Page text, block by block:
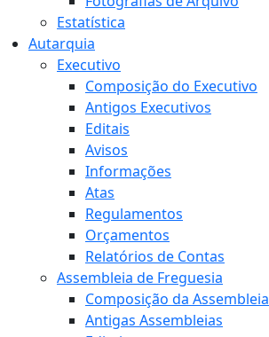
Estatística
Autarquia
Executivo
Composição do Executivo
Antigos Executivos
Editais
Avisos
Informações
Atas
Regulamentos
Orçamentos
Relatórios de Contas
Assembleia de Freguesia
Composição da Assembleia
Antigas Assembleias